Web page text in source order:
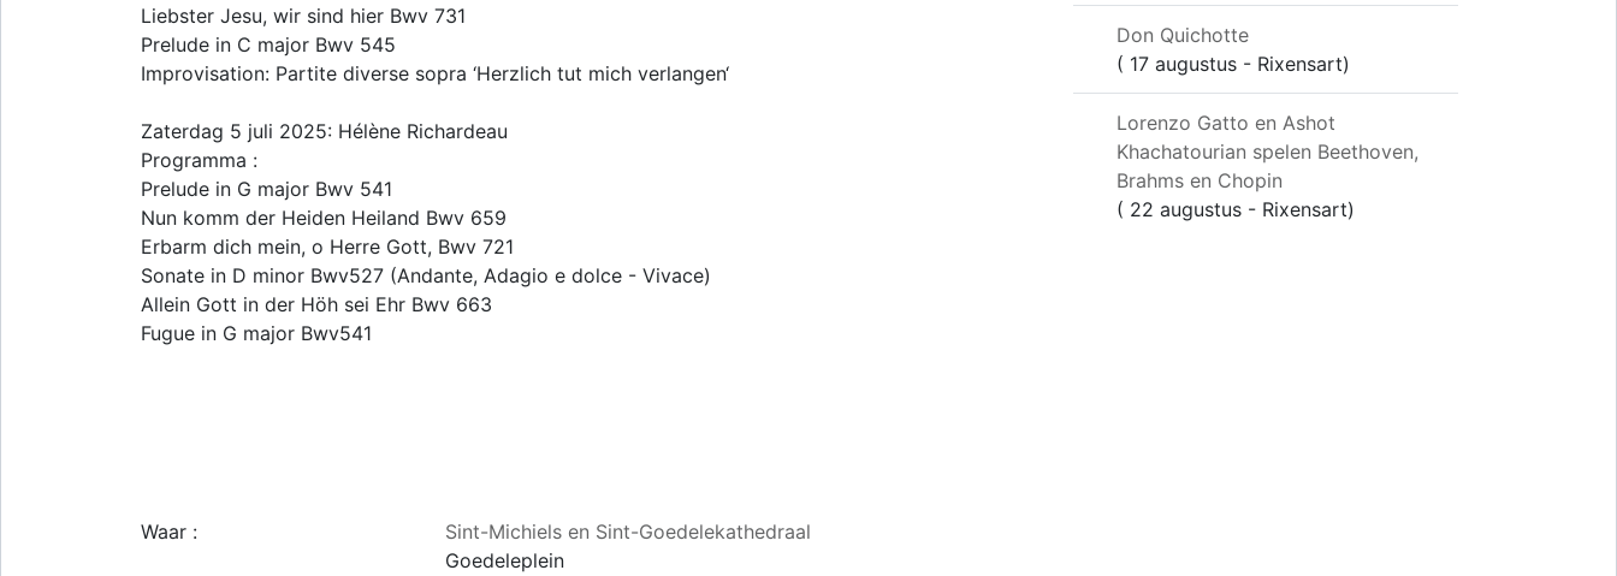
Liebster Jesu, wir sind hier Bwv 731
Prelude in C major Bwv 545
Improvisation: Partite diverse sopra ‘Herzlich tut mich verlangen‘
Zaterdag 5 juli 2025: Hélène Richardeau
Programma :
Prelude in G major Bwv 541
Nun komm der Heiden Heiland Bwv 659
Erbarm dich mein, o Herre Gott, Bwv 721
Sonate in D minor Bwv527 (Andante, Adagio e dolce - Vivace)
Allein Gott in der Höh sei Ehr Bwv 663
Fugue in G major Bwv541
Waar :
Sint-Michiels en Sint-Goedelekathedraal
Goedeleplein
Don Quichotte
( 17 augustus - Rixensart)
Lorenzo Gatto en Ashot
Khachatourian spelen Beethoven,
Brahms en Chopin
( 22 augustus - Rixensart)